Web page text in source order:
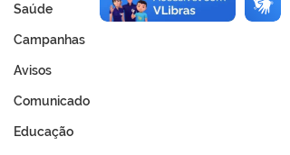
Saúde
Campanhas
Avisos
Comunicado
Educação